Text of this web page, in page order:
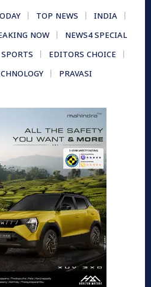
TOP NEWS
INDIA
NOW
NEWS4 SPECIAL
SPORTS
EDITORS CHOICE
PRAVASI